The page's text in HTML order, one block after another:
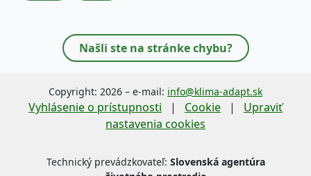
Našli ste na stránke chybu?
Copyright: 2026 – e-mail: info@klima-adapt.sk
Vyhlásenie o prístupnosti | Cookie | Upraviť
nastavenia cookies
Technický prevádzkovateľ: Slovenská agentúra